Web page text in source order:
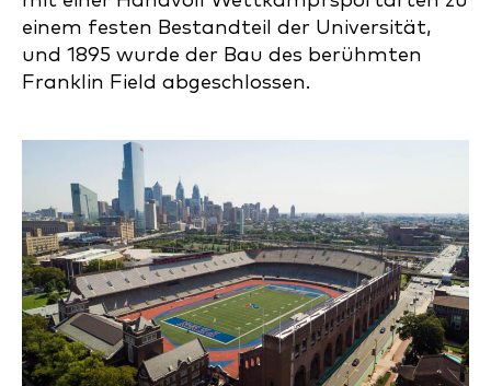
einem festen Bestandteil der Universität,
und 1895 wurde der Bau des berühmten
Franklin Field abgeschlossen.